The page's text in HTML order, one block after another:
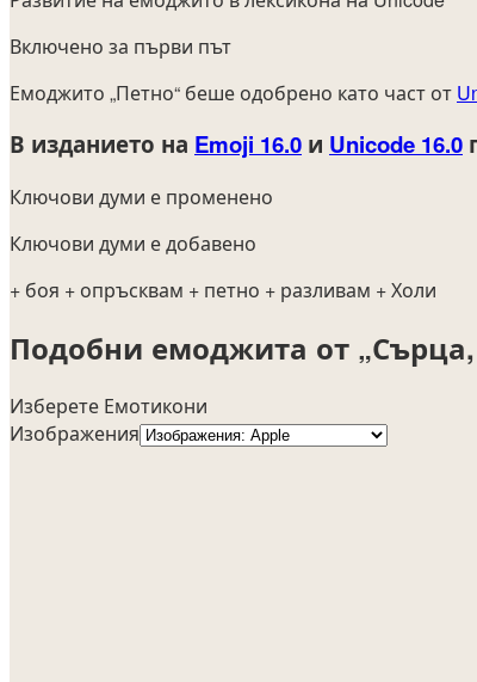
Включено за първи път
Емоджито „Петно“ беше одобрено като част от
В изданието на Emoji 16.0 и Unicode 16.0
Ключови думи е променено
Ключови думи е добавено
+ боя + опръсквам + петно + разливам + Холи
Подобни емоджита от
Изберете Емотикони
Изображения